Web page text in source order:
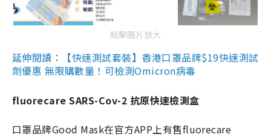
點擊圖片放大
延伸閱讀：【快速測試套裝】香港口罩品牌$19快速測試
劑優惠 無限購數量！可檢測Omicron病毒
fluorecare SARS-Cov-2 抗原快速檢測盒
口罩品牌Good Mask在官方APP上有售fluorecare